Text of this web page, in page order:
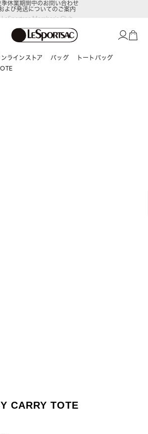
LeSportsac Member's Club
ントアップキャンペーン開催中
よび発送についてのご案内
ラインストア バッグ
トートバッグ
CARRY TOTE